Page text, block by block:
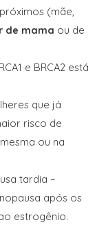
(mãe,
de mama ou de
e BRCA2 está
que já
risco de
ou na
tardia –
após os
estrogênio.